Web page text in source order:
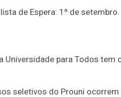
de Espera: 1º de setembro.
Universidade para Todos
seletivos do Prouni